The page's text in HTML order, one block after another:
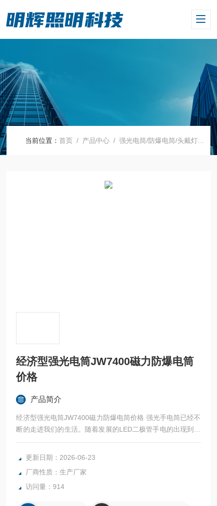
当前位置：首页 / 产品中心 /强光电筒/防爆电筒/头戴灯
经济型强光电筒JW7400磁力防爆电筒
价格
产品简介
经济型强光电筒JW7400磁力防爆电筒价格 强光手电筒已经不
断的走进我们的生活。随着发展的LED二极管手电的出现到现
在的单灯大功率 1W、3W的出现，不断的丰富大家的手电选
更新日期：2026-06-23
厂商性质：生产厂家
访问量：914